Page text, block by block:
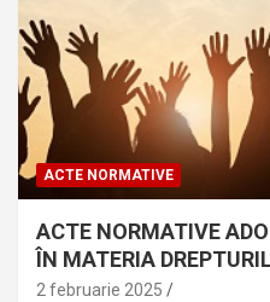
ACTE NORMATIVE
ACTE NORMATIVE
ÎN MATERIA
2 februarie 2025